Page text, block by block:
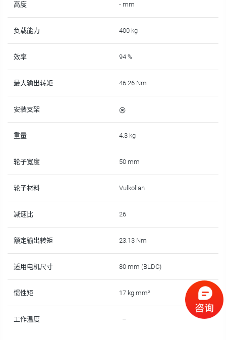
高度 - mm
负载能力 400 kg
效率 94 %
最大输出转矩 46.26 Nm
安装支架
重量 4.3 kg
轮子宽度 50 mm
轮子材料 Vulkollan
减速比 26
额定输出转矩 23.13 Nm
适用电机尺寸 80 mm (BLDC)
惯性矩 17 kg mm²
工作温度 –